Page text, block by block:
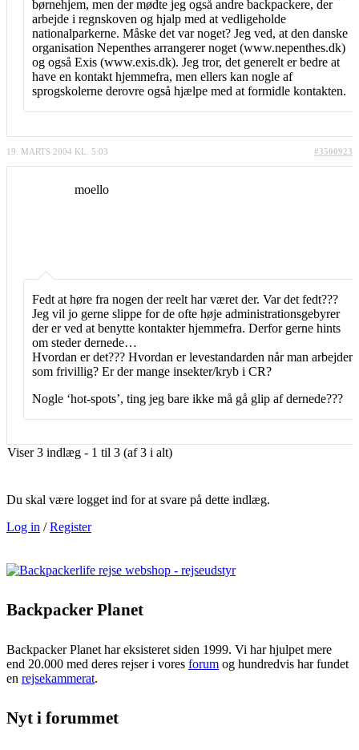
børnehjem, men der mødte jeg også andre backpackere, der
arbejde i regnskoven og hjalp med at vedligeholde
nationalparkerne. Måske det var noget? Jeg ved, at den danske
organisation Nepenthes arrangerer noget (www.nepenthes.dk)
og også Exis (www.exis.dk). Jeg tror, det generelt er bedre at
have en kontakt hjemmefra, men ellers kan nogle af
sprogskolerne derovre også hjælpe med at formidle kontakten.
19. MARTS 2004 KL. 5:03 #3500923
moello
Fedt at høre fra nogen der reelt har været der. Var det fedt???
Jeg vil jo gerne slippe for de ofte høje administrationsgebyrer
der er ved at benytte kontakter hjemmefra. Derfor gerne hints
om steder dernede…
Hvordan er det??? Hvordan er levestandarden når man arbejder
som frivillig? Er der mange insekter/kryb i CR?
Nogle ‘hot-spots’, ting jeg bare ikke må gå glip af dernede???
Viser 3 indlæg - 1 til 3 (af 3 i alt)
Du skal være logget ind for at svare på dette indlæg.
Log in /Register
Backpacker Planet
Backpacker Planet har eksisteret siden 1999. Vi har hjulpet mere
end 20.000 med deres rejser i vores forum og hundredvis har fundet
en rejsekammerat.
Nyt i forummet